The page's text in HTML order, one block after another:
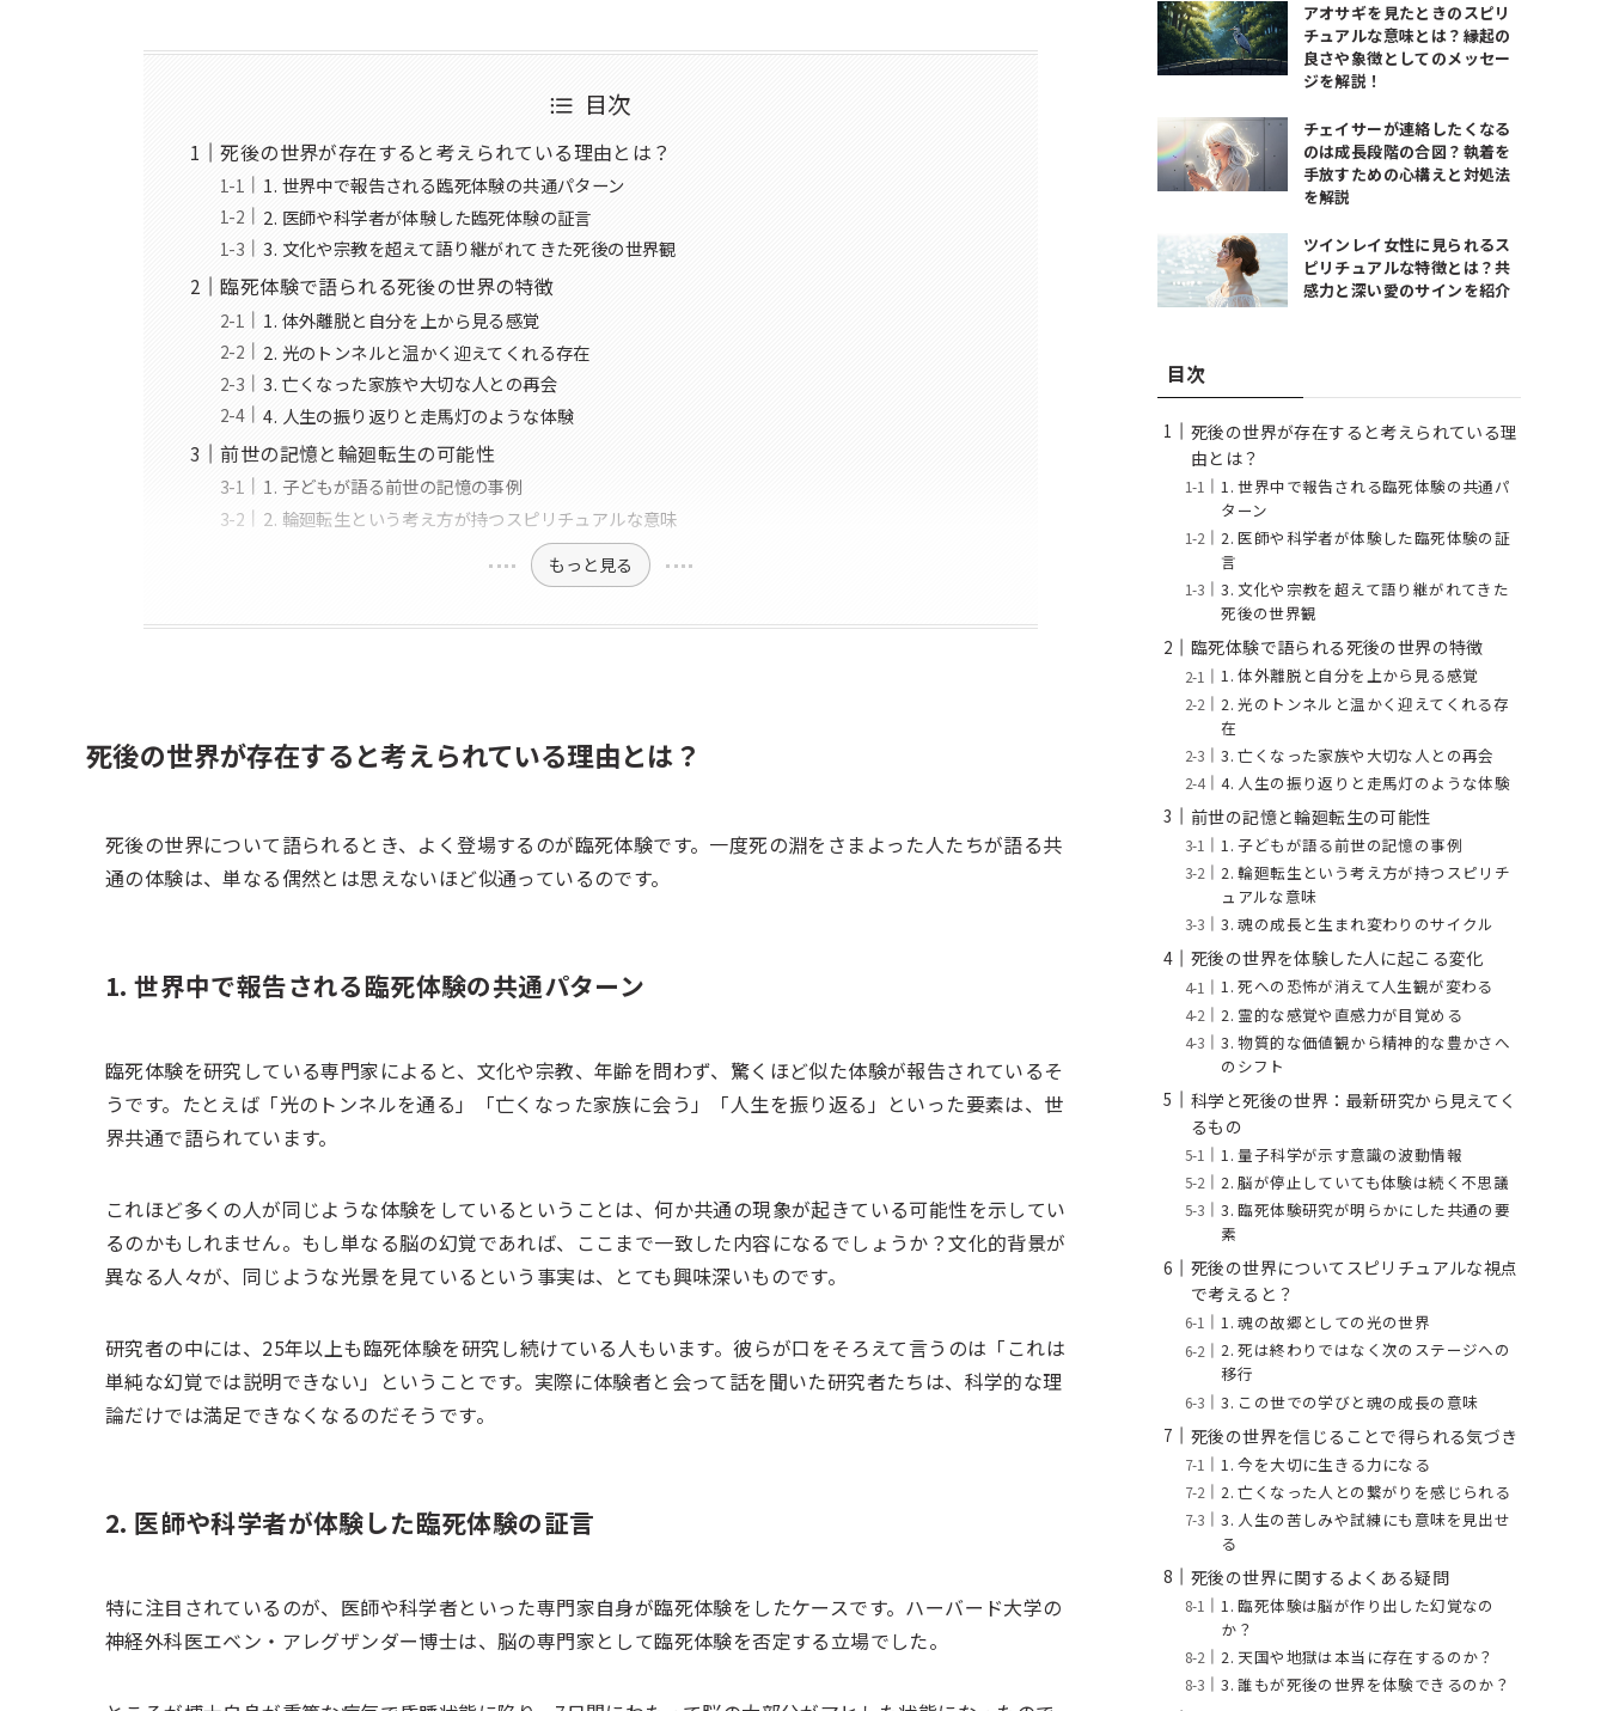
目次
死後の世界が存在すると考えられている理由とは？
1. 世界中で報告される臨死体験の共通パターン
2. 医師や科学者が体験した臨死体験の証言
3. 文化や宗教を超えて語り継がれてきた死後の世界観
臨死体験で語られる死後の世界の特徴
1. 体外離脱と自分を上から見る感覚
2. 光のトンネルと温かく迎えてくれる存在
3. 亡くなった家族や大切な人との再会
4. 人生の振り返りと走馬灯のような体験
前世の記憶と輪廻転生の可能性
1. 子どもが語る前世の記憶の事例
2. 輪廻転生という考え方が持つスピリチュアルな意味
もっと見る
死後の世界が存在すると考えられている理由とは？
死後の世界について語られるとき、よく登場するのが臨死体験です。一度死の淵をさまよった人たちが語る共
通の体験は、単なる偶然とは思えないほど似通っているのです。
1. 世界中で報告される臨死体験の共通パターン
臨死体験を研究している専門家によると、文化や宗教、年齢を問わず、驚くほど似た体験が報告されているそ
うです。たとえば「光のトンネルを通る」「亡くなった家族に会う」「人生を振り返る」といった要素は、世
界共通で語られています。
これほど多くの人が同じような体験をしているということは、何か共通の現象が起きている可能性を示してい
るのかもしれません。もし単なる脳の幻覚であれば、ここまで一致した内容になるでしょうか？文化的背景が
異なる人々が、同じような光景を見ているという事実は、とても興味深いものです。
研究者の中には、25年以上も臨死体験を研究し続けている人もいます。彼らが口をそろえて言うのは「これは
単純な幻覚では説明できない」ということです。実際に体験者と会って話を聞いた研究者たちは、科学的な理
論だけでは満足できなくなるのだそうです。
2. 医師や科学者が体験した臨死体験の証言
特に注目されているのが、医師や科学者といった専門家自身が臨死体験をしたケースです。ハーバード大学の
神経外科医エベン・アレグザンダー博士は、脳の専門家として臨死体験を否定する立場でした。
アオサギを見たときのスピリ
チュアルな意味とは？縁起の
良さや象徴としてのメッセー
ジを解説！
チェイサーが連絡したくなる
のは成長段階の合図？執着を
手放すための心構えと対処法
を解説
ツインレイ女性に見られるス
ピリチュアルな特徴とは？共
感力と深い愛のサインを紹介
目次
死後の世界が存在すると考えられている理
由とは？
1. 世界中で報告される臨死体験の共通パ
ターン
2. 医師や科学者が体験した臨死体験の証
言
3. 文化や宗教を超えて語り継がれてきた
死後の世界観
臨死体験で語られる死後の世界の特徴
1. 体外離脱と自分を上から見る感覚
2. 光のトンネルと温かく迎えてくれる存
在
3. 亡くなった家族や大切な人との再会
4. 人生の振り返りと走馬灯のような体験
前世の記憶と輪廻転生の可能性
1. 子どもが語る前世の記憶の事例
2. 輪廻転生という考え方が持つスピリチ
ュアルな意味
3. 魂の成長と生まれ変わりのサイクル
死後の世界を体験した人に起こる変化
1. 死への恐怖が消えて人生観が変わる
2. 霊的な感覚や直感力が目覚める
3. 物質的な価値観から精神的な豊かさへ
のシフト
科学と死後の世界：最新研究から見えてく
るもの
1. 量子科学が示す意識の波動情報
2. 脳が停止していても体験は続く不思議
3. 臨死体験研究が明らかにした共通の要
素
死後の世界についてスピリチュアルな視点
で考えると？
1. 魂の故郷としての光の世界
2. 死は終わりではなく次のステージへの
移行
3. この世での学びと魂の成長の意味
死後の世界を信じることで得られる気づき
1. 今を大切に生きる力になる
2. 亡くなった人との繋がりを感じられる
3. 人生の苦しみや試練にも意味を見出せ
る
死後の世界に関するよくある疑問
1. 臨死体験は脳が作り出した幻覚なの
か？
2. 天国や地獄は本当に存在するのか？
3. 誰もが死後の世界を体験できるのか？